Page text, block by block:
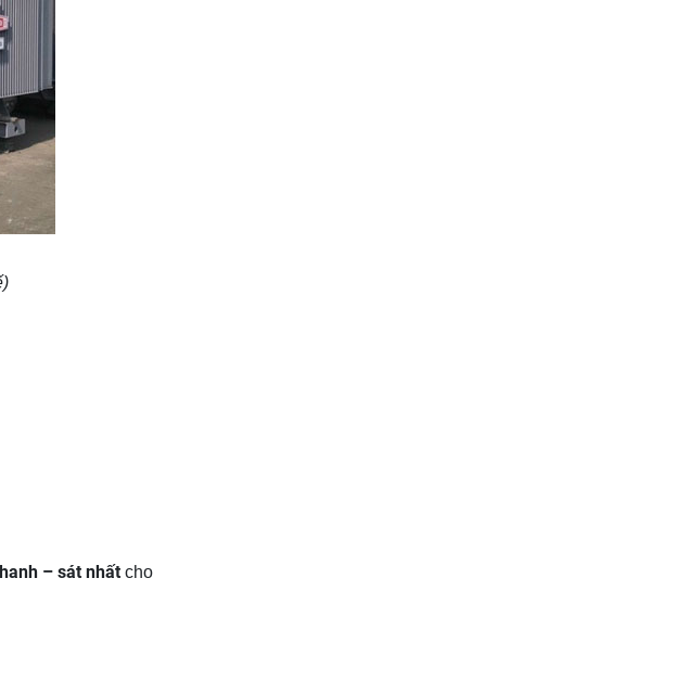
– sát nhất cho